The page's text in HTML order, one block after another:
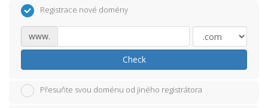
Registrace nové domény
www.
Check
Přesuňte svou doménu od jiného registrátora